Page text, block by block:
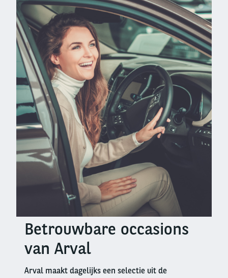
Right
columnBetrouwbare occasions
van Arval
Arval maakt dagelijks een selectie uit de